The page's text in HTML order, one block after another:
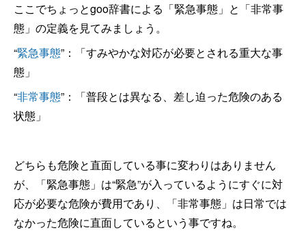
ここでちょっとgoo辞書による「緊急事態」と「非常事
態」の定義を見てみましょう。
“緊急事態”：「すみやかな対応が必要とされる重大な事
態」
“非常事態”：「普段とは異なる、差し迫った危険のある
状態」
どちらも危険と直面している事に変わりはありません
が、「緊急事態」は“緊急”が入っているようにすぐに対
応が必要な危険が費用であり、「非常事態」は日常では
なかった危険に直面しているという事ですね。